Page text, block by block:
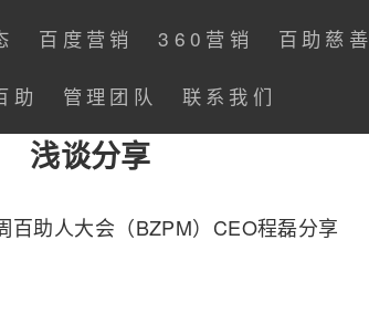
百度营销 360营销 百助慈善
助 管理团队 联系我们
浅谈分享
助人大会（BZPM）CEO程磊分享